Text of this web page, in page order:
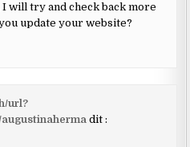
will try and check back more
update your website?
url?
dit :